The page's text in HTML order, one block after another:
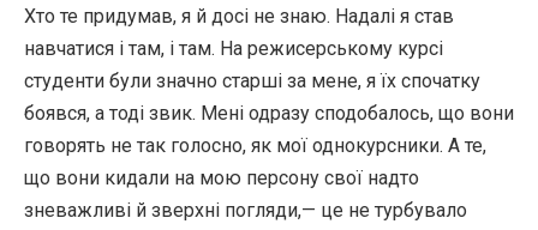
Хто те придумав, я й досі не знаю. Надалі я став
навчатися і там, і там. На режисерському курсі
студенти були значно старші за мене, я їх спочатку
боявся, а тоді звик. Мені одразу сподобалось, що вони
говорять не так голосно, як мої однокурсники. А те,
що вони кидали на мою персону свої надто
зневажливі й зверхні погляди,— це не турбувало